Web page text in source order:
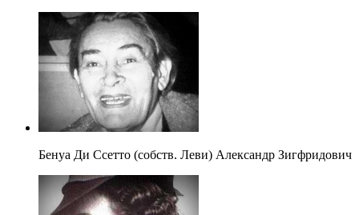
Бенуа Ди Ссетто (собств. Леви) Александр Зигфридович